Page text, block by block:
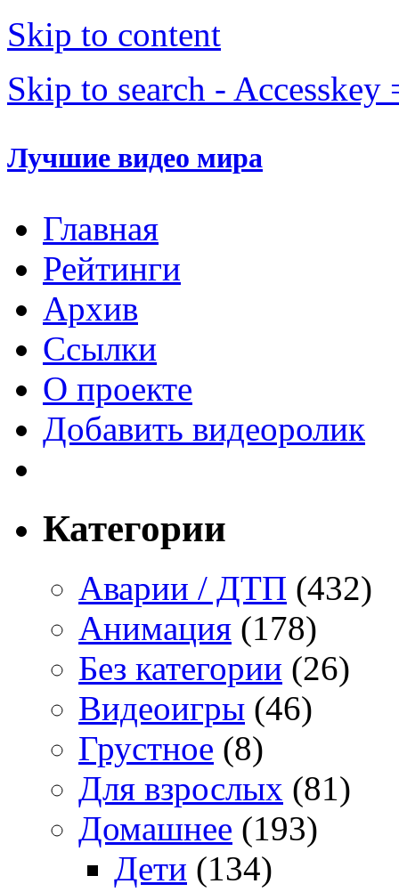
Skip to content
Skip to search - Accesskey
Лучшие видео мира
Главная
Рейтинги
Архив
Ссылки
О проекте
Добавить видеоролик
Категории
Аварии / ДТП (432)
Анимация (178)
Без категории (26)
Видеоигры (46)
Грустное (8)
Для взрослых (81)
Домашнее (193)
Дети (134)